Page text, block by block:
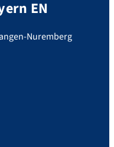
EN
Nuremberg